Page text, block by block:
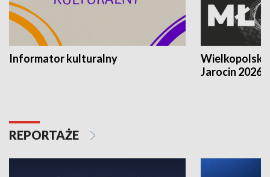
Informator kulturalny
Jarocin 2026
REPORTAŻE